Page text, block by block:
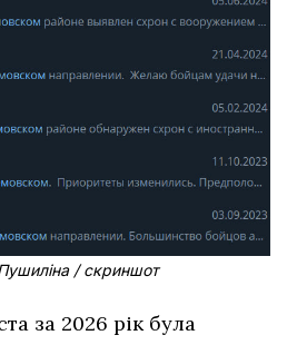
Пушиліна / скриншот
за 2026 рік була